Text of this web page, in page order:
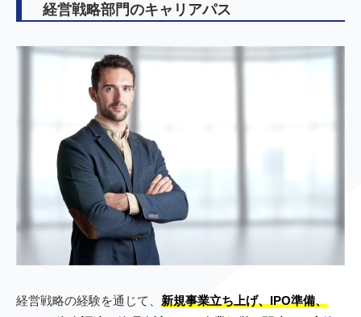
経営戦略部門のキャリアパス
経営戦略の経験を通じて、 新規事業立ち上げ、IPO準備、